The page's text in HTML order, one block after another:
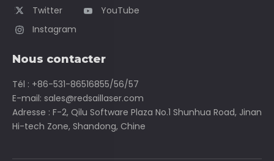
Twitter
YouTube
Instagram
Nous contacter
Tél : +86-531-86516855/56/57
E-mail: sales@redsaillaser.com
Adresse : F-2, Qilu Software Plaza No.1 Shunhua Road, Jinan
Hi-tech Zone, Shandong, Chine